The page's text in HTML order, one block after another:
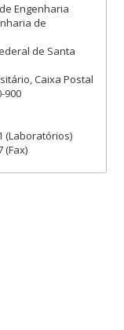
Engenharia
de
de Santa
Caixa Postal
900
(Laboratórios)
(Fax)